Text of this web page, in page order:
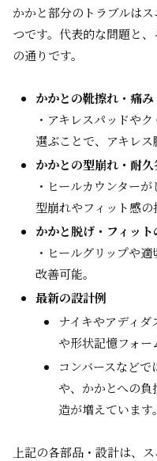
かかと部分のトラブルは
つです。代表的な問題と
の通りです。
かかとの靴擦れ・痛み
・アキレスパッドや
選ぶことで、アキレス
かかとの型崩れ・耐久
・ヒールカウンター
型崩れやフィット感の
かかと脱げ・フィット
・ヒールグリップや
改善可能。
最新の設計例
ナイキやアディ
や形状記憶フォー
コンバースなど
や、かかとへの
造が増えています。
上記の各部品・設計は、